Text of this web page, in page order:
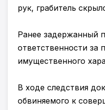
рук, грабитель
Ранее задержанный
ответственности за
имущественного
В ходе следствия
обвиняемого к